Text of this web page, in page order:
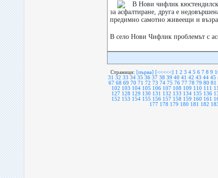
В Нови чифлик
за асфалтиране, друга е
предимно самотно живеещи и
В село Нови Чифлик проблемът с
Страници: [първа] [<<<<<] 1 2 3 4 5 6 7 8 9
31 32 33 34 35 36 37 38 39 40 41 42 43 44 45
67 68 69 70 71 72 73 74 75 76 77 78 79 80 81
102 103 104 105 106 107 108 109 110 111
127 128 129 130 131 132 133 134 135 136
152 153 154 155 156 157 158 159 160 161
177 178 179 180 181 182